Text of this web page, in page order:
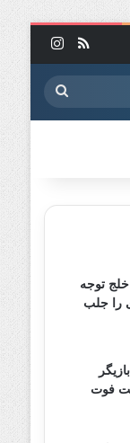
خوراک
جستجو
برای
توجه
را جلب
فوت